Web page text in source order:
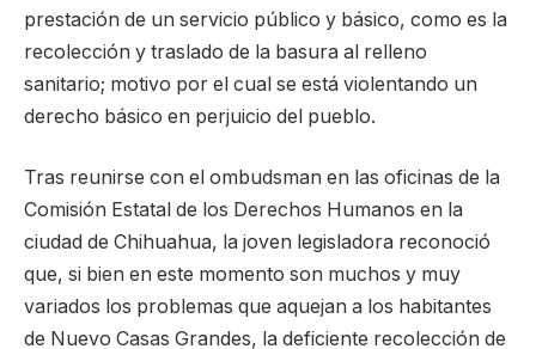
prestación de un servicio público y básico, como es la
recolección y traslado de la basura al relleno
sanitario; motivo por el cual se está violentando un
derecho básico en perjuicio del pueblo.
Tras reunirse con el ombudsman en las oficinas de la
Comisión Estatal de los Derechos Humanos en la
ciudad de Chihuahua, la joven legisladora reconoció
que, si bien en este momento son muchos y muy
variados los problemas que aquejan a los habitantes
de Nuevo Casas Grandes, la deficiente recolección de